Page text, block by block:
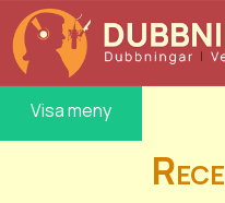
Visa meny